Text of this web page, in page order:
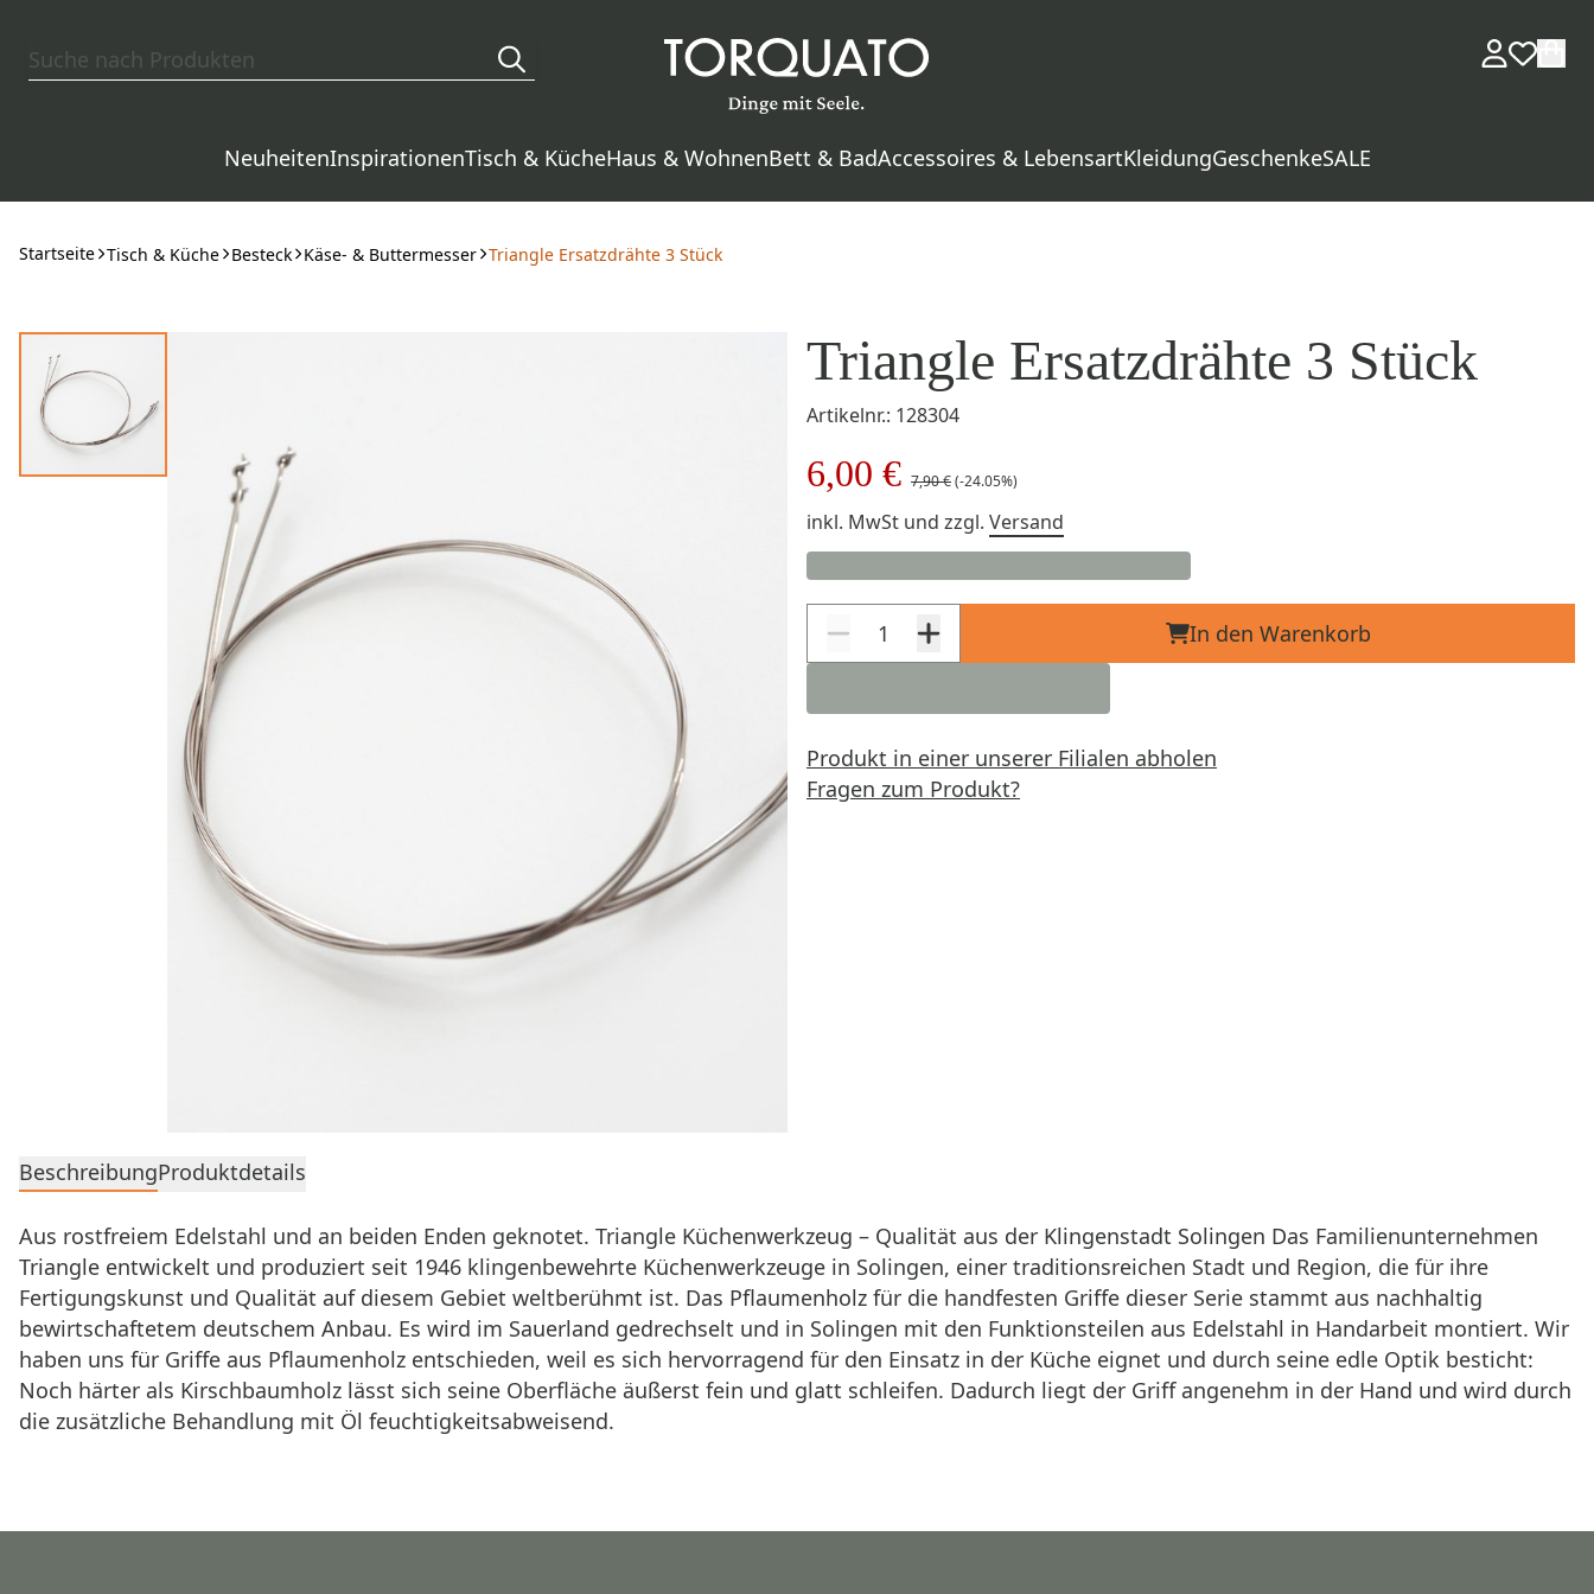
NeuheitenInspirationenTisch & KücheHaus & WohnenBett & BadAccessoires & LebensartKleidungGeschenkeSALE
Startseite Tisch & Küche Besteck Käse- & Buttermesser Triangle Ersatzdrähte 3 Stück
Triangle Ersatzdrähte 3 Stück
Artikelnr.: 128304
6,00 € 7,90 €(-24.05%)
inkl. MwSt und zzgl. Versand
In den Warenkorb
Produkt in einer unserer Filialen abholen
Fragen zum Produkt?
BeschreibungProduktdetails
Aus rostfreiem Edelstahl und an beiden Enden geknotet. Triangle Küchenwerkzeug – Qualität aus der Klingenstadt Solingen Das Familienunternehmen
Triangle entwickelt und produziert seit 1946 klingenbewehrte Küchenwerkzeuge in Solingen, einer traditionsreichen Stadt und Region, die für ihre
Fertigungskunst und Qualität auf diesem Gebiet weltberühmt ist. Das Pflaumenholz für die handfesten Griffe dieser Serie stammt aus nachhaltig
bewirtschaftetem deutschem Anbau. Es wird im Sauerland gedrechselt und in Solingen mit den Funktionsteilen aus Edelstahl in Handarbeit montiert. Wir
haben uns für Griffe aus Pflaumenholz entschieden, weil es sich hervorragend für den Einsatz in der Küche eignet und durch seine edle Optik besticht:
Noch härter als Kirschbaumholz lässt sich seine Oberfläche äußerst fein und glatt schleifen. Dadurch liegt der Griff angenehm in der Hand und wird durch
die zusätzliche Behandlung mit Öl feuchtigkeitsabweisend.